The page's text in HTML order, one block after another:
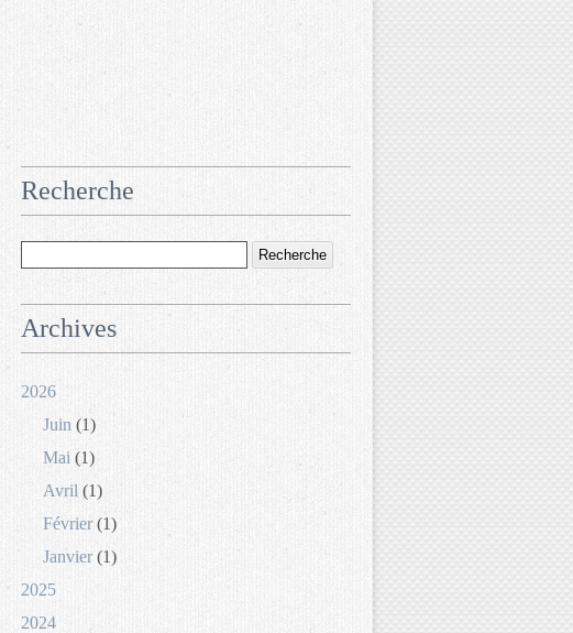
Recherche
Archives
2026
Juin (1)
Mai (1)
Avril (1)
Février(1)
Janvier (1)
2025
2024